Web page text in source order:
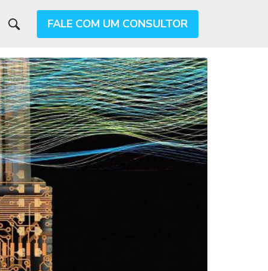
FALE COM UM CONSULTOR